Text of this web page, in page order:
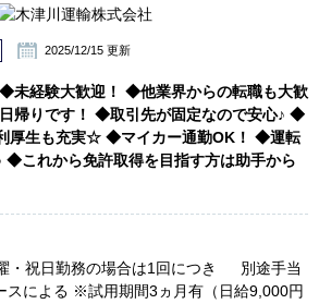
2025/12/15 更新
未経験大歓迎！ ◆他業界からの転職も大歓
帰りです！ ◆取引先が固定なので安心♪ ◆
厚生も充実☆ ◆マイカー通勤OK！ ◆運転
◆これから免許取得を目指す方は助手から
・祝日勤務の場合は1回につき 別途手当
による ※試用期間3ヵ月有（日給9,000円